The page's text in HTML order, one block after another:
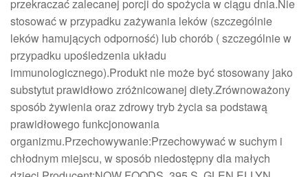
przekraczać zalecanej porcji do spożycia w ciągu dnia.Nie
stosować w przypadku zażywania leków (szczególnie
leków hamujących odporność) lub chorób ( szczególnie w
przypadku upośledzenia układu
immunologicznego).Produkt nie może być stosowany jako
substytut prawidłowo zróżnicowanej diety.Zrównoważony
sposób żywienia oraz zdrowy tryb życia sa podstawą
prawidłowego funkcjonowania
organizmu.Przechowywanie:Przechowywać w suchym i
chłodnym miejscu, w sposób niedostępny dla małych